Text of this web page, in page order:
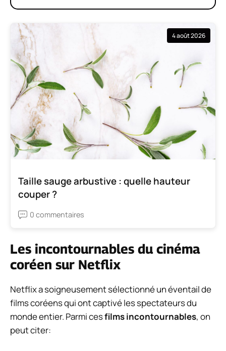
4 août 2026
Taille sauge arbustive : quelle hauteur
couper ?
0 commentaires
Les incontournables du cinéma
coréen sur Netflix
Netflix a soigneusement sélectionné un éventail de
films coréens qui ont captivé les spectateurs du
monde entier. Parmi cesfilms incontournables, on
peut citer: